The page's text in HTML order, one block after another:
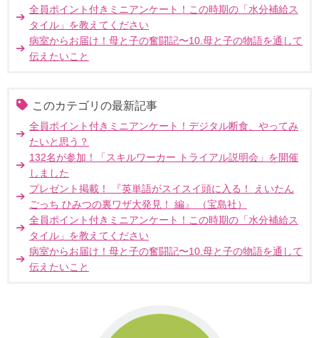
全員ポイント付きミニアンケート！この時期の「水分補給ス
タイル」を教えてください
病室からお届け！母と子の奮闘記〜10.母と子の物語を通して
伝えたいこと
このカテゴリの最新記事
全員ポイント付きミニアンケート！デジタル断食、やってみ
たいと思う？
132名が参加！「スキルワーカー トライアル説明会」を開催
しました
プレゼント掲載！ 『英単語がスイスイ頭に入る！ えいたん
ごっち ひみつの裏ワザ大発見！ 編』 （宝島社）
全員ポイント付きミニアンケート！この時期の「水分補給ス
タイル」を教えてください
病室からお届け！母と子の奮闘記〜10.母と子の物語を通して
伝えたいこと